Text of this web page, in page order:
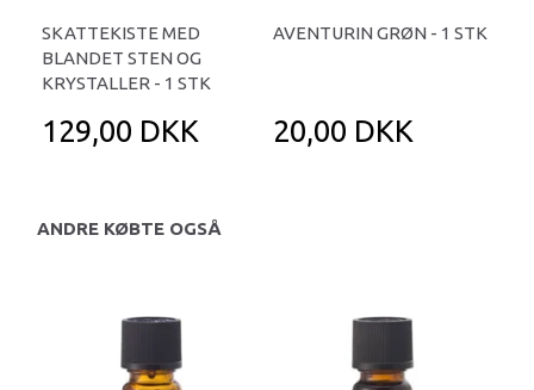
SKATTEKISTE MED
BLANDET STEN OG
KRYSTALLER - 1 STK
129,00 DKK
AVENTURIN GRØN - 1 STK
20,00 DKK
ANDRE KØBTE OGSÅ